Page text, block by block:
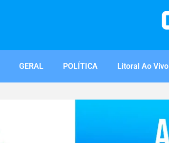
GERAL POLÍTICA Litoral Ao Vivo